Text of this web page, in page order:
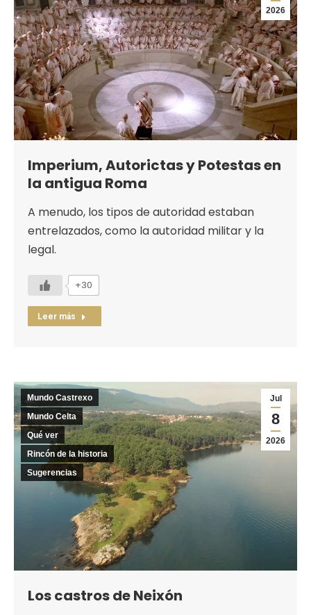
2026
Imperium, Autorictas y Potestas en
la antigua Roma
A menudo, los tipos de autoridad estaban
entrelazados, como la autoridad militar y la
legal.
+30
Leer más
Jul
8
2026
Mundo Castrexo
Mundo Celta
Qué ver
Rincón de la historia
Sugerencias
Los castros de Neixón